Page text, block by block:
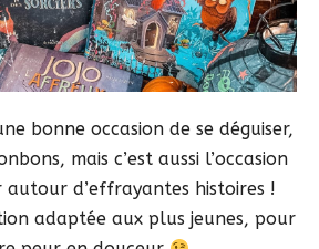
bonne occasion de se déguiser,
mais c’est aussi l’occasion
autour d’effrayantes histoires !
adaptée aux plus jeunes, pour